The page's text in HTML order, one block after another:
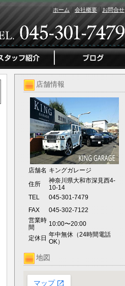
ホーム 会社概要 お問合せ
店舗情報
店舗名 キングガレージ
住所
神奈川県大和市深見西4-
10-14
TEL
045-301-7479
FAX
045-302-7122
営業時
間
10:00〜20:00
定休日 年中無休（24時間電話
OK）
地図